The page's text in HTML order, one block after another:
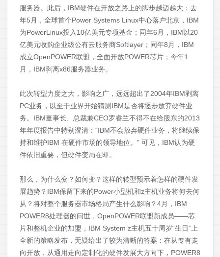
服务器。此后，IBM硬件在开放之路上的脚步越迈越大：去
年5月，全球首个Power Systems Linux中心落户北京，IBM
为PowerLinux投入10亿美元专项基金；同年6月，IBM以20
亿美元收购企业级公有云服务商Softlayer；同年8月，IBM
成立OpenPOWER联盟，全面开放POWER芯片；今年1
月，IBM剥离x86服务器业务。
此次转型力度之大，影响之广，远远超出了2004年IBM剥离
PC业务，以至于业界开始猜测IBM是否将逐步放弃硬件业
务。IBM董事长、总裁兼CEO罗睿兰不得不在给股东的2013
年年度报告中特别澄清：“IBM不会放弃硬件业务，将继续保
持和维护IBM 在硬件市场的领导地位。” 可见，IBM认为硬
件依旧重要，但硬件变局在即。
那么，为什么变？如何变？这样的转型预示着怎样的硬件发
展趋势？IBM保留下来的Power小型机和z主机业务将何去何
从？将对整个服务器市场格局产生什么影响？4月，IBM
POWER8处理器的问世，OpenPOWER联盟新成员——芯
片和整机企业的加盟，IBM System z主机五十周岁“生日”上
全新的策略发布，无疑给出了较为清晰的答案：在从专有走
向开放，从通用走向定制化的硬件发展大方向下，POWER8